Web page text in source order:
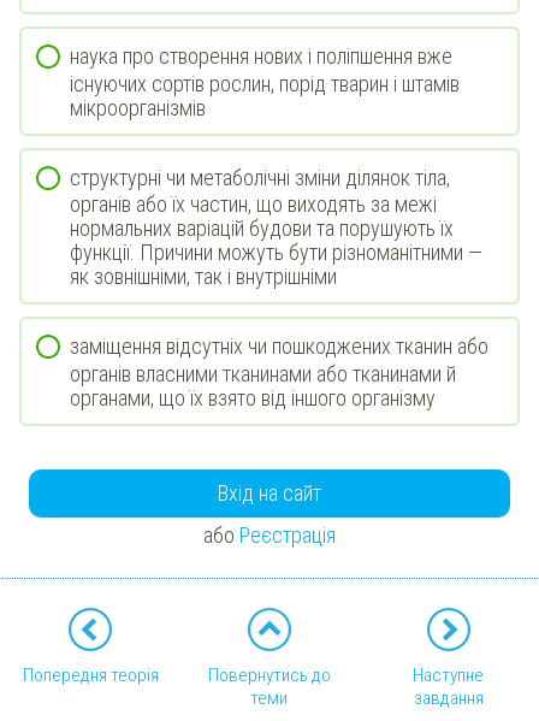
наука про створення нових і поліпшення вже
існуючих сортів рослин, порід тварин і штамів
мікроорганізмів
структурні чи метаболічні зміни ділянок тіла,
органів або їх частин, що виходять за межі
нормальних варіацій будови та порушують їх
функції. Причини можуть бути різноманітними —
як зовнішніми, так і внутрішніми
заміщення відсутніх чи пошкоджених тканин або
органів власними тканинами або тканинами й
органами, що їх взято від іншого організму
Вхід на сайт
або Реєстрація
Попередня теорія
Повернутись до
теми
Наступне
завдання